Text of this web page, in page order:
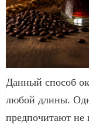
Данный способ
любой длины.
предпочитают не